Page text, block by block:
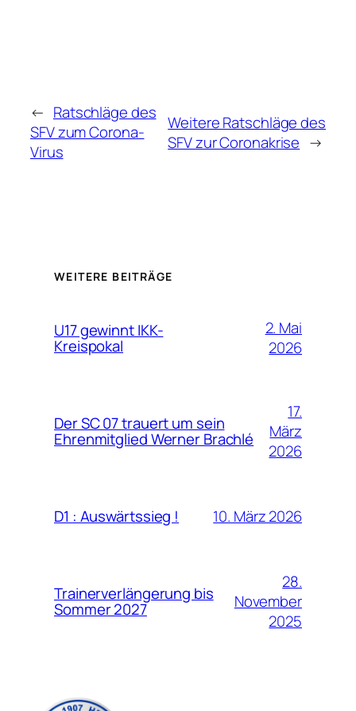
← Ratschläge des
SFV zum Corona-
Virus
Weitere Ratschläge des
SFV zur Coronakrise →
WEITERE BEITRÄGE
U17 gewinnt IKK-
Kreispokal
2. Mai
2026
Der SC 07 trauert um sein
Ehrenmitglied Werner Brachlé
17.
März
2026
D1 : Auswärtssieg ! 10. März 2026
Trainerverlängerung bis
Sommer 2027
28.
November
2025